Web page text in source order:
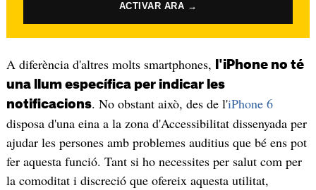
ACTIVAR ARA →
A diferència d'altres molts smartphones,
l'iPhone no té
una llum específica per indicar les
notificacions. No obstant això, des de l'iPhone 6
disposa d'una eina a la zona d'Accessibilitat dissenyada per
ajudar les persones amb problemes auditius que bé ens pot
fer aquesta funció. Tant si ho necessites per salut com per
la comoditat i discreció que ofereix aquesta utilitat,